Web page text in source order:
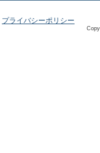
プライバシーポリシー